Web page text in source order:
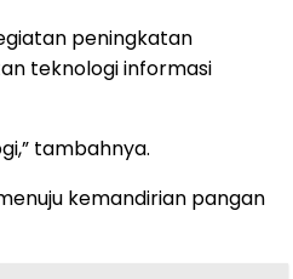
peningkatan
teknologi informasi
tambahnya.
kemandirian pangan